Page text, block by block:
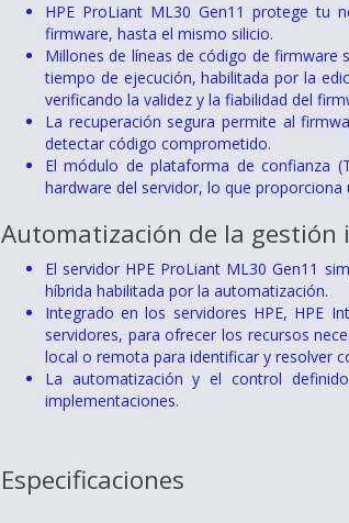
HPE ProLiant ML30 Gen11 protege tu
firmware, hasta el mismo silicio.
Millones de líneas de código de firmware
tiempo de ejecución, habilitada por la
verificando la validez y la fiabilidad del
La recuperación segura permite al
detectar código comprometido.
El módulo de plataforma de confianza
hardware del servidor, lo que
Automatización de la gestión
El servidor HPE ProLiant ML30 Gen11
híbrida habilitada por la automatización.
Integrado en los servidores HPE, HPE
servidores, para ofrecer los recursos
local o remota para identificar y resolver
La automatización y el control
implementaciones.
Especificaciones